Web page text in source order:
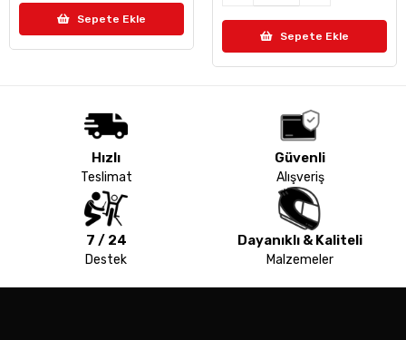
Sepete Ekle
Sepete Ekle
Hızlı
Teslimat
Güvenli
Alışveriş
7 / 24
Destek
Dayanıklı & Kaliteli
Malzemeler